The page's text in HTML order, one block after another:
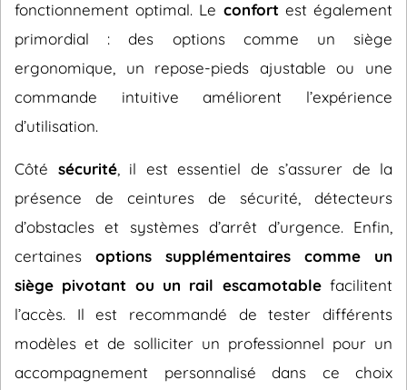
fonctionnement optimal. Le confort est également
primordial : des options comme un siège
ergonomique, un repose-pieds ajustable ou une
commande intuitive améliorent l’expérience
d’utilisation.
Côté sécurité, il est essentiel de s’assurer de la
présence de ceintures de sécurité, détecteurs
d’obstacles et systèmes d’arrêt d’urgence. Enfin,
certaines options supplémentaires comme un
siège pivotant ou un rail escamotablefacilitent
l’accès. Il est recommandé de tester différents
modèles et de solliciter un professionnel pour un
accompagnement personnalisé dans ce choix